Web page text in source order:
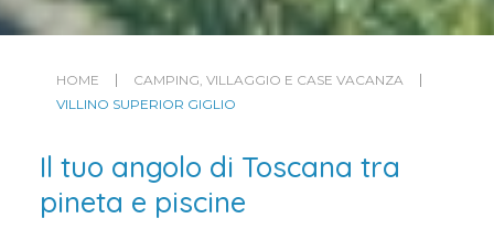
HOME
CAMPING, VILLAGGIO E CASE VACANZA
VILLINO SUPERIOR GIGLIO
Il tuo angolo di Toscana tra
pineta e piscine